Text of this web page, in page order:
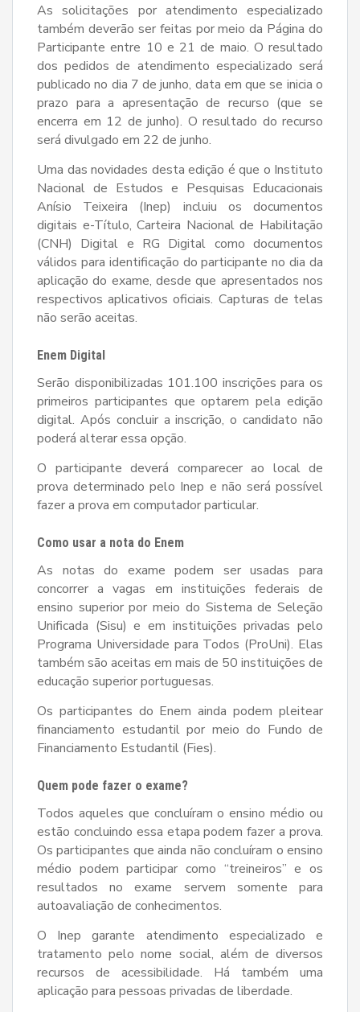
As solicitações por atendimento especializado
também deverão ser feitas por meio da Página do
Participante entre 10 e 21 de maio. O resultado
dos pedidos de atendimento especializado será
publicado no dia 7 de junho, data em que se inicia o
prazo para a apresentação de recurso (que se
encerra em 12 de junho). O resultado do recurso
será divulgado em 22 de junho.
Uma das novidades desta edição é que o Instituto
Nacional de Estudos e Pesquisas Educacionais
Anísio Teixeira (Inep) incluiu os documentos
digitais e-Título, Carteira Nacional de Habilitação
(CNH) Digital e RG Digital como documentos
válidos para identificação do participante no dia da
aplicação do exame, desde que apresentados nos
respectivos aplicativos oficiais. Capturas de telas
não serão aceitas.
Enem Digital
Serão disponibilizadas 101.100 inscrições para os
primeiros participantes que optarem pela edição
digital. Após concluir a inscrição, o candidato não
poderá alterar essa opção.
O participante deverá comparecer ao local de
prova determinado pelo Inep e não será possível
fazer a prova em computador particular.
Como usar a nota do Enem
As notas do exame podem ser usadas para
concorrer a vagas em instituições federais de
ensino superior por meio do Sistema de Seleção
Unificada (Sisu) e em instituições privadas pelo
Programa Universidade para Todos (ProUni). Elas
também são aceitas em mais de 50 instituições de
educação superior portuguesas.
Os participantes do Enem ainda podem pleitear
financiamento estudantil por meio do Fundo de
Financiamento Estudantil (Fies).
Quem pode fazer o exame?
Todos aqueles que concluíram o ensino médio ou
estão concluindo essa etapa podem fazer a prova.
Os participantes que ainda não concluíram o ensino
médio podem participar como “treineiros” e os
resultados no exame servem somente para
autoavaliação de conhecimentos.
O Inep garante atendimento especializado e
tratamento pelo nome social, além de diversos
recursos de acessibilidade. Há também uma
aplicação para pessoas privadas de liberdade.